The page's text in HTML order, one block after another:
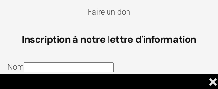
❌
Faire un don
Inscription à notre lettre d'information
Nom